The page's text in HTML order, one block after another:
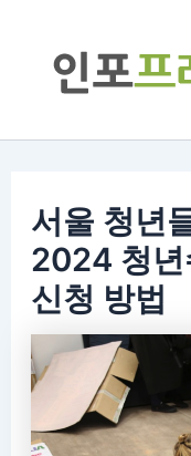
건
서울 청년
2024 청년
신청 방법